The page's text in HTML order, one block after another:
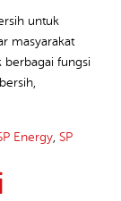
untuk
masyarakat
berbagai fungsi
Energy SP